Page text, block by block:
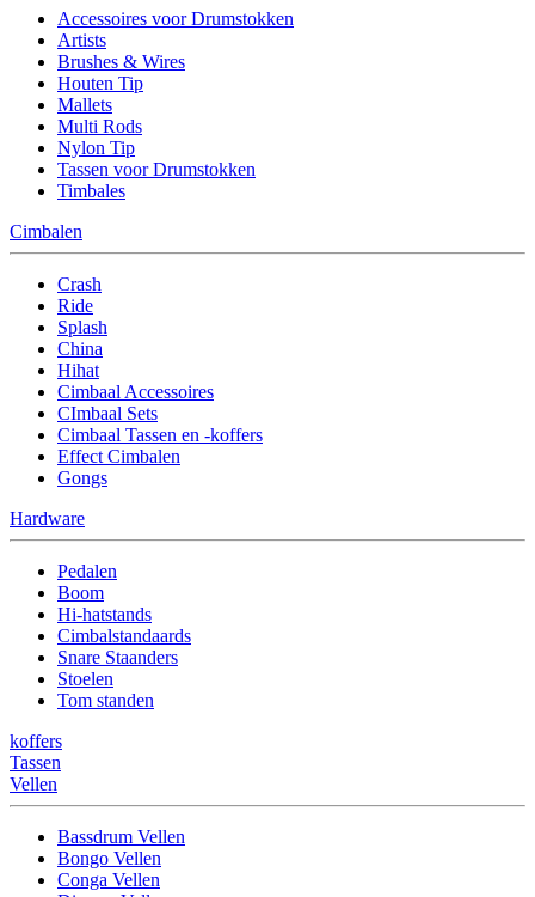
Accessoires voor Drumstokken
Artists
Brushes & Wires
Houten Tip
Mallets
Multi Rods
Nylon Tip
Tassen voor Drumstokken
Timbales
Cimbalen
Crash
Ride
Splash
China
Hihat
Cimbaal Accessoires
CImbaal Sets
Cimbaal Tassen en -koffers
Effect Cimbalen
Gongs
Hardware
Pedalen
Boom
Hi-hatstands
Cimbalstandaards
Snare Staanders
Stoelen
Tom standen
koffers
Tassen
Vellen
Bassdrum Vellen
Bongo Vellen
Conga Vellen